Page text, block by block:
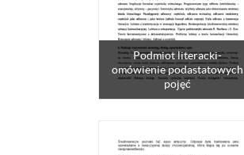
Podmiot literacki-
omówienie podastatowych
pojęć